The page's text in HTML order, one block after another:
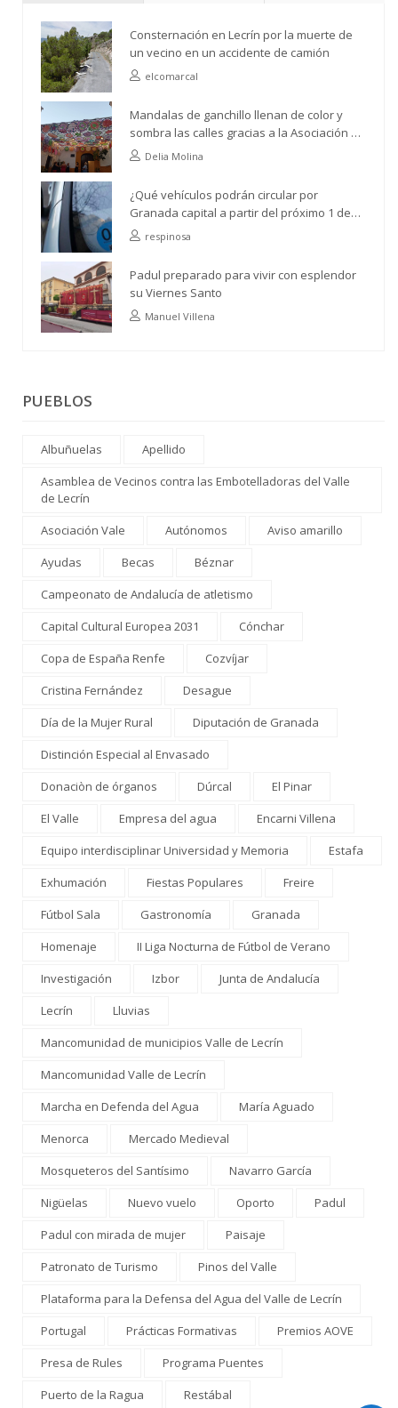
Consternación en Lecrín por la muerte de
un vecino en un accidente de camión
elcomarcal
Mandalas de ganchillo llenan de color y
sombra las calles gracias a la Asociación de
Vecinos Río Ízbor
Delia Molina
¿Qué vehículos podrán circular por
Granada capital a partir del próximo 1 de
abril?respinosa
Padul preparado para vivir con esplendor
su Viernes Santo
Manuel Villena
PUEBLOS
Albuñuelas
Apellido
Asamblea de Vecinos contra las Embotelladoras del Valle
de Lecrín
Asociación Vale
Autónomos
Aviso amarillo
Ayudas
Becas
Béznar
Campeonato de Andalucía de atletismo
Capital Cultural Europea 2031
Cónchar
Copa de España Renfe
Cozvíjar
Cristina Fernández
Desague
Día de la Mujer Rural
Diputación de Granada
Distinción Especial al Envasado
Donaciòn de órganos
Dúrcal
El Pinar
El Valle
Empresa del agua
Encarni Villena
Equipo interdisciplinar Universidad y Memoria
Estafa
Exhumación
Fiestas Populares
Freire
Fútbol Sala
Gastronomía
Granada
Homenaje
II Liga Nocturna de Fútbol de Verano
Investigación
Izbor
Junta de Andalucía
Lecrín
Lluvias
Mancomunidad de municipios Valle de Lecrín
Mancomunidad Valle de Lecrín
Marcha en Defenda del Agua
María Aguado
Menorca
Mercado Medieval
Mosqueteros del Santísimo
Navarro García
Nigüelas
Nuevo vuelo Oporto
Padul
Padul con mirada de mujer
Paisaje
Patronato de Turismo
Pinos del Valle
Plataforma para la Defensa del Agua del Valle de Lecrín
Portugal
Prácticas Formativas
Premios AOVE
Presa de Rules
Programa Puentes
Puerto de la Ragua
Restábal